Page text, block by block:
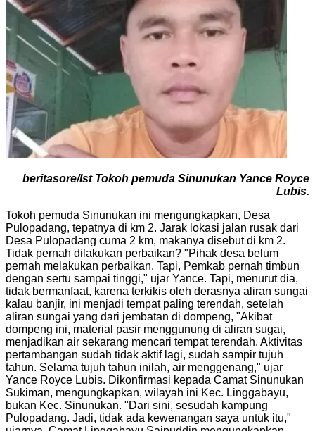
beritasore/Ist Tokoh pemuda Sinunukan Yance Royce
Lubis.
Tokoh pemuda Sinunukan ini mengungkapkan, Desa
Pulopadang, tepatnya di km 2. Jarak lokasi jalan rusak dari
Desa Pulopadang cuma 2 km, makanya disebut di km 2.
Tidak pernah dilakukan perbaikan? "Pihak desa belum
pernah melakukan perbaikan. Tapi, Pemkab pernah timbun
dengan sertu sampai tinggi," ujar Yance. Tapi, menurut dia,
tidak bermanfaat, karena terkikis oleh derasnya aliran sungai
kalau banjir, ini menjadi tempat paling terendah, setelah
aliran sungai yang dari jembatan di dompeng, "Akibat
dompeng ini, material pasir menggunung di aliran sugai,
menjadikan air sekarang mencari tempat terendah. Aktivitas
pertambangan sudah tidak aktif lagi, sudah sampir tujuh
tahun. Selama tujuh tahun inilah, air menggenang," ujar
Yance Royce Lubis. Dikonfirmasi kepada Camat Sinunukan
Sukiman, mengungkapkan, wilayah ini Kec. Linggabayu,
bukan Kec. Sinunukan. "Dari sini, sesudah kampung
Pulopadang. Jadi, tidak ada kewenangan saya untuk itu,"